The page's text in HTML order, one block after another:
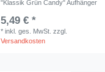
"Klassik Grün Candy" Aufhänger
5,49 € *
*inkl. ges. MwSt. zzgl.
Versandkosten